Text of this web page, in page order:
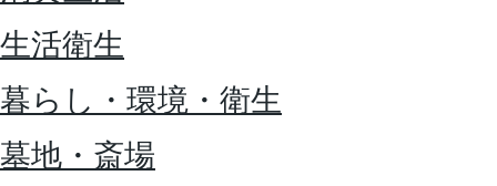
生活衛生
暮らし・環境・衛生
墓地・斎場